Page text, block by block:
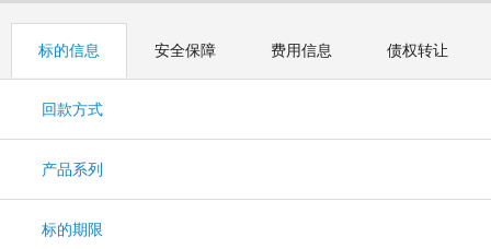
标的信息 安全保障 费用信息 债权转让
回款方式
产品系列
标的期限